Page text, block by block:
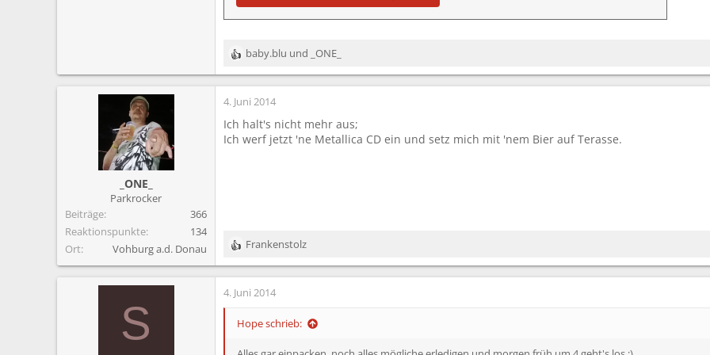
R
e
a
k
i
o
baby.blu und _ONE_
_ONE_
Parkrocker
Beiträge
366
Reaktionspunkte
134
Ort
Vohburg a.d. Donau
4. Juni 2014
Ich halt's nicht mehr aus;
Ich werf jetzt 'ne Metallica CD ein und setz mich mit 'nem Bier auf Terasse.
R
e
a
k
Frankenstolz
S
4. Juni 2014
Hope schrieb: